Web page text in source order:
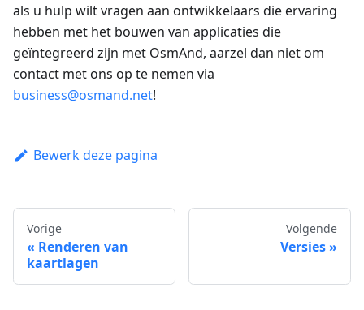
als u hulp wilt vragen aan ontwikkelaars die ervaring
hebben met het bouwen van applicaties die
geïntegreerd zijn met OsmAnd, aarzel dan niet om
contact met ons op te nemen via
business@osmand.net!
Bewerk deze pagina
Vorige
Renderen van
kaartlagen
Volgende
Versies